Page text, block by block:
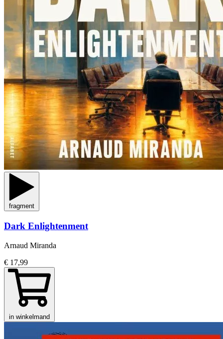
fragment
Dark Enlightenment
Arnaud Miranda
€ 17,99
in winkelmand